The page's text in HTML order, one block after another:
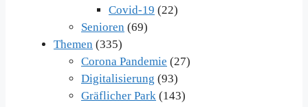
Covid-19 (22)
Senioren (69)
Themen (335)
Corona Pandemie (27)
Digitalisierung (93)
Gräflicher Park (143)